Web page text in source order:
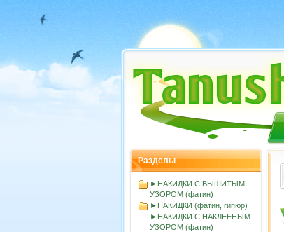
Разделы
►НАКИДКИ С ВЫШИТЫМ
УЗОРОМ (фатин)
►НАКИДКИ (фатин, гипюр)
►НАКИДКИ С НАКЛЕЕНЫМ
УЗОРОМ (фатин)